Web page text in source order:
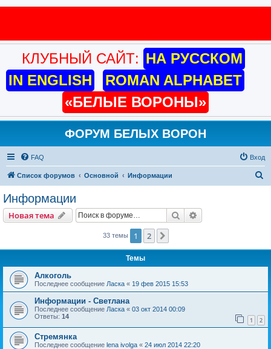
КЛУБНЫЙ САЙТ: НА РУССКОМ
IN ENGLISH
ROMAN ALPHABET
«БЕЛЫЕ ВОРОНЫ»
ФОРУМ БЕЛЫХ ВОРОН
FAQ Вход
Список форумов Основной Информации
Информации
Новая тема Поиск
33 темы 1 2
Темы
Алкоголь
Последнее сообщение Ласка « 19 фев 2015 15:53
Информации - Светлана
Последнее сообщение Ласка « 03 окт 2014 00:09
Ответы: 14 1 2
Стремянка
Последнее сообщение lena ivolga « 24 июл 2014 22:20